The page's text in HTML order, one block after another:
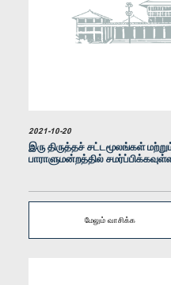
கௌரவ
கௌரவ க.வி.
2021-10-20
இரு திருத்தச் சட்டமூலங்கள்
பாராளுமன்றத்தில்
மேலும் வாசிக்க